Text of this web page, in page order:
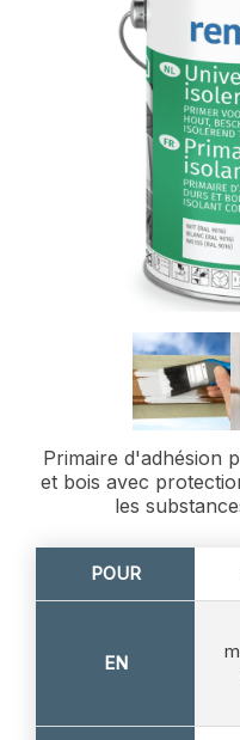
Primaire d'adhésion
et bois avec
les
POUR
EN